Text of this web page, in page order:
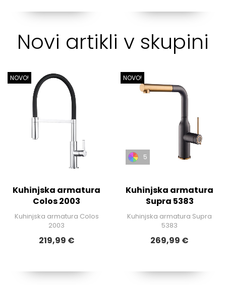
Novi artikli v skupini
NOVO!
Kuhinjska armatura
Colos 2003
Kuhinjska armatura Colos
2003
219,99 €
NOVO!
5
Kuhinjska armatura
Supra 5383
Kuhinjska armatura Supra
5383
269,99 €